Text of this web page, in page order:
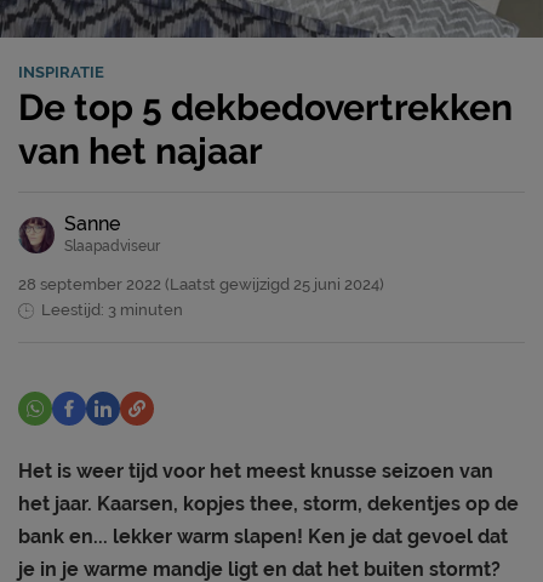
INSPIRATIE
De top 5 dekbedovertrekken
van het najaar
Sanne
Slaapadviseur
28 september 2022 (Laatst gewijzigd 25 juni 2024)
Leestijd: 3 minuten
Het is weer tijd voor het meest knusse seizoen van
het jaar. Kaarsen, kopjes thee, storm, dekentjes op de
bank en... lekker warm slapen! Ken je dat gevoel dat
je in je warme mandje ligt en dat het buiten stormt?